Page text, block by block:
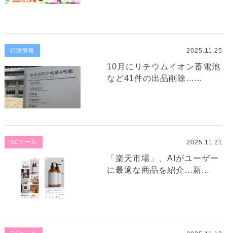
行政情報 2025.11.25
10月にリチウムイオン蓄電池
など41件の出品削除…...
ECモール 2025.11.21
「楽天市場」、AIがユーザー
に最適な商品を紹介…新...